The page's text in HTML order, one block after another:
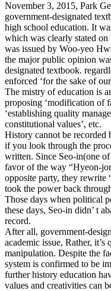
November 3, 2015, Park
government-designated
high school education. It
which was clearly stated
was issued by Woo-yeo
the major public opinion
designated textbook.
enforced ‘for the sake of
The mistry of education is
proposing ‘modification of
‘establishing quality
constitutional values’, etc.
History cannot be
if you look through the
written. Since Seo-in(one
favor of the way “Hyeon-
opposite party, they rewrite
took the power back
Those days when political
these days, Seo-in didn’ t
record.
After all, government-
academic issue, Rather,
manipulation. Despite the
system is confirmed to be
further history education
values and creativities can